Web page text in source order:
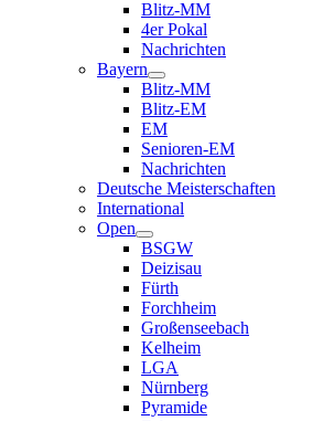
Blitz-MM
4er Pokal
Nachrichten
Bayern
Blitz-MM
Blitz-EM
EM
Senioren-EM
Nachrichten
Deutsche Meisterschaften
International
Open
BSGW
Deizisau
Fürth
Forchheim
Großenseebach
Kelheim
LGA
Nürnberg
Pyramide